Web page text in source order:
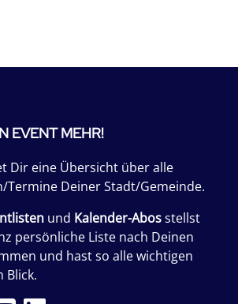
EVENT MEHR!
Dir eine Übersicht über alle
Termine Deiner Stadt/Gemeinde.
und Kalender-Abosstellst
persönliche Liste nach Deinen
und hast so alle wichtigen
Blick.